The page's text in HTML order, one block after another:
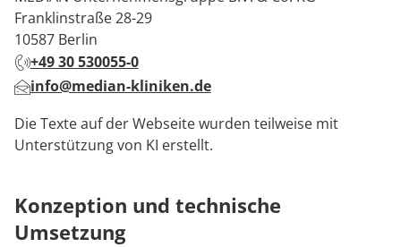
Franklinstraße 28-29
10587 Berlin
+49 30 530055-0
info@median-kliniken.de
Die Texte auf der Webseite wurden teilweise mit
Unterstützung von KI erstellt.
Konzeption und technische
Umsetzung